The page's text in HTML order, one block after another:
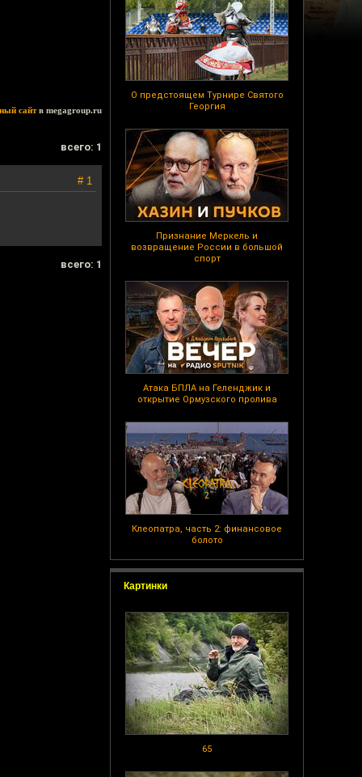
О предстоящем Турнире Святого
Георгия
Признание Меркель и
возвращение России в большой
спорт
Атака БПЛА на Геленджик и
открытие Ормузского пролива
Клеопатра, часть 2: финансовое
болото
Картинки
65
сайтв megagroup.ru
всего: 1
# 1
всего: 1